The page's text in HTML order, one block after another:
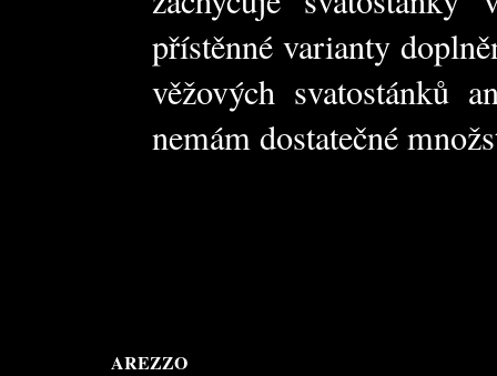
přístěnné varianty
věžových svatostánků
nemám dostatečné
AREZZO